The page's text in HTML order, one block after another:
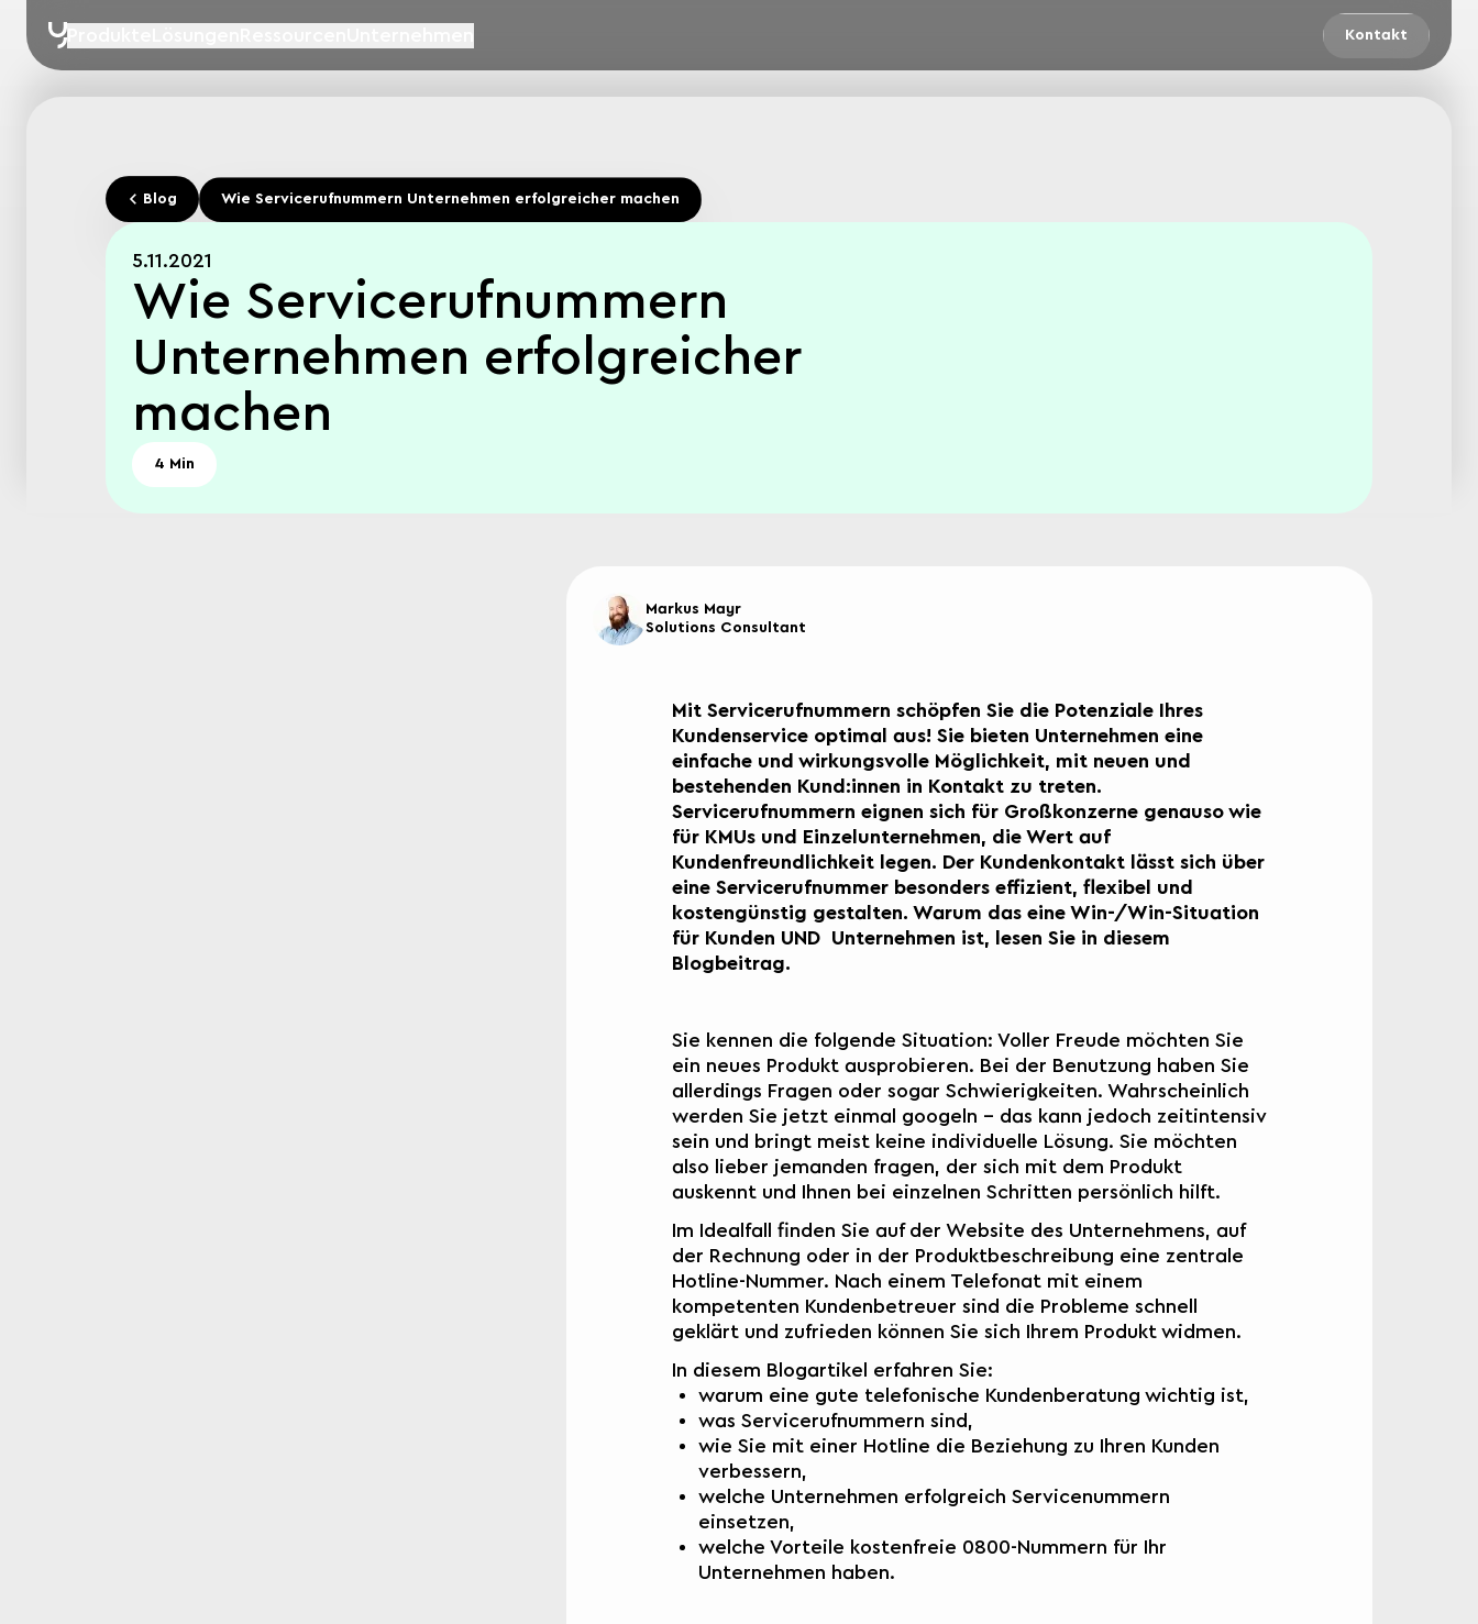
Kontakt
Blog Wie Servicerufnummern Unternehmen erfolgreicher machen
5.11.2021
Wie Servicerufnummern
Unternehmen erfolgreicher
machen
4 Min
Markus Mayr
Solutions Consultant
Mit Servicerufnummern schöpfen Sie die Potenziale Ihres
Kundenservice optimal aus! Sie bieten Unternehmen eine
einfache und wirkungsvolle Möglichkeit, mit neuen und
bestehenden Kund:innen in Kontakt zu treten.
Servicerufnummern eignen sich für Großkonzerne genauso wie
für KMUs und Einzelunternehmen, die Wert auf
Kundenfreundlichkeit legen. Der Kundenkontakt lässt sich über
eine Servicerufnummer besonders effizient, flexibel und
kostengünstig gestalten. Warum das eine Win-/Win-Situation
für Kunden UND Unternehmen ist, lesen Sie in diesem
Blogbeitrag.
Sie kennen die folgende Situation: Voller Freude möchten Sie
ein neues Produkt ausprobieren. Bei der Benutzung haben Sie
allerdings Fragen oder sogar Schwierigkeiten. Wahrscheinlich
werden Sie jetzt einmal googeln – das kann jedoch zeitintensiv
sein und bringt meist keine individuelle Lösung. Sie möchten
also lieber jemanden fragen, der sich mit dem Produkt
auskennt und Ihnen bei einzelnen Schritten persönlich hilft.
Im Idealfall finden Sie auf der Website des Unternehmens, auf
der Rechnung oder in der Produktbeschreibung eine zentrale
Hotline-Nummer. Nach einem Telefonat mit einem
kompetenten Kundenbetreuer sind die Probleme schnell
geklärt und zufrieden können Sie sich Ihrem Produkt widmen.
In diesem Blogartikel erfahren Sie:
warum eine gute telefonische Kundenberatung wichtig ist,
was Servicerufnummern sind,
wie Sie mit einer Hotline die Beziehung zu Ihren Kunden
verbessern,
welche Unternehmen erfolgreich Servicenummern
einsetzen,
welche Vorteile kostenfreie 0800-Nummern für Ihr
Unternehmen haben.